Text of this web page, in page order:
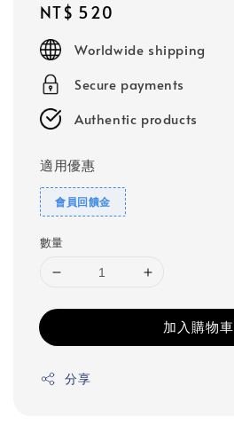
Regular
price
NT$ 520
Worldwide shipping
Secure payments
Authentic products
適用優惠
會員回饋金
數量
加入購物車
分享